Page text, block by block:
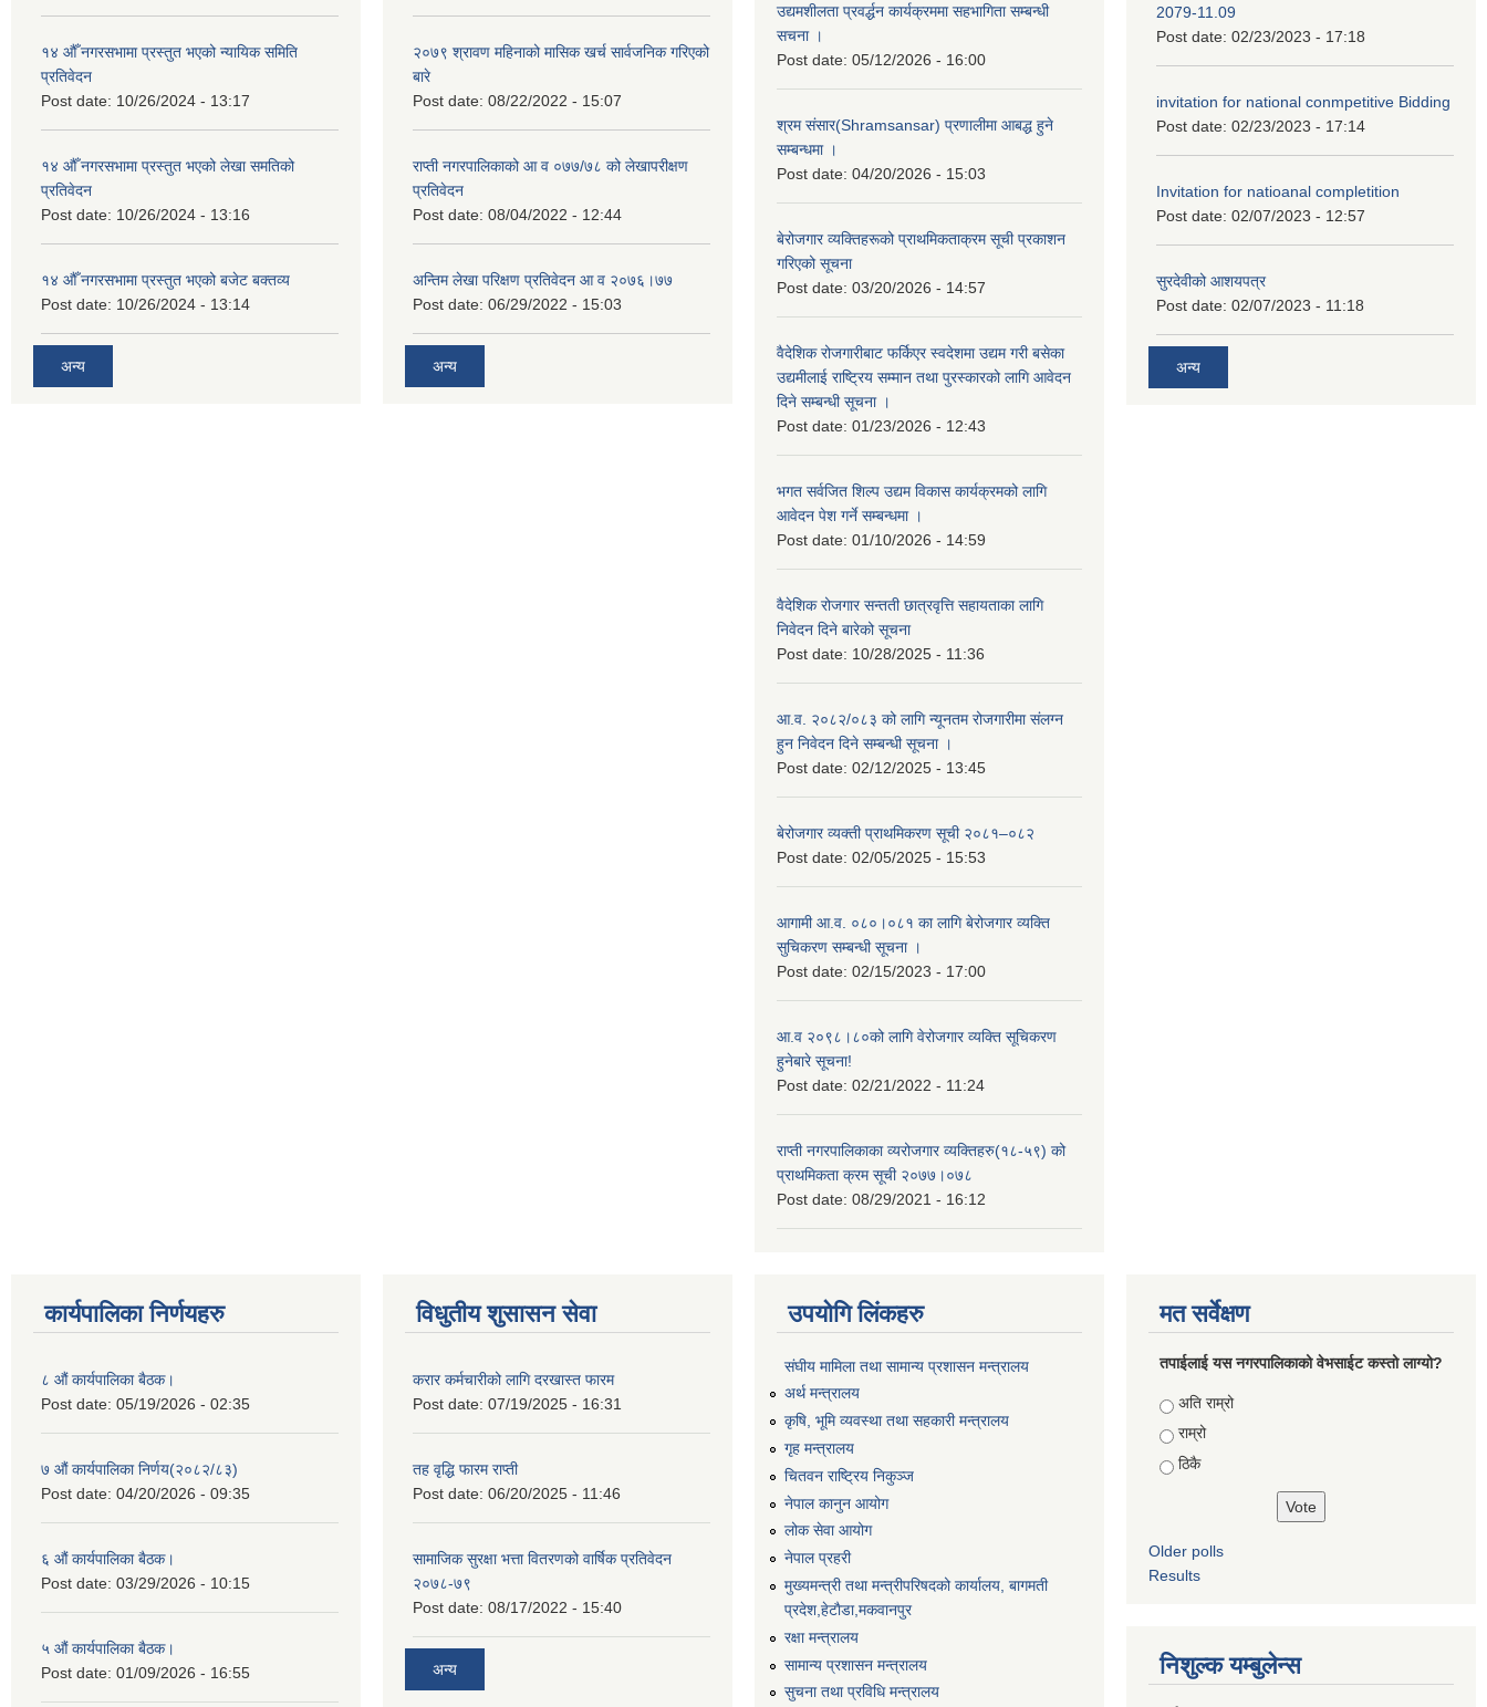
१४ औँ नगरसभामा प्रस्तुत भएको न्यायिक समिति
प्रतिवेदन
Post date: 10/26/2024 - 13:17
१४ औँ नगरसभामा प्रस्तुत भएको लेखा समतिको
प्रतिवेदन
Post date: 10/26/2024 - 13:16
१४ औँ नगरसभामा प्रस्तुत भएको बजेट बक्तव्य
Post date: 10/26/2024 - 13:14
अन्य
२०७९ श्रावण महिनाको मासिक खर्च सार्वजनिक गरिएको
बारे
Post date: 08/22/2022 - 15:07
राप्ती नगरपालिकाको आ व ०७७/७८ को लेखापरीक्षण
प्रतिवेदन
Post date: 08/04/2022 - 12:44
अन्तिम लेखा परिक्षण प्रतिवेदन आ व २०७६।७७
Post date: 06/29/2022 - 15:03
अन्य
उद्यमशीलता प्रवर्द्धन कार्यक्रममा सहभागिता सम्बन्धी
सचना ।
Post date: 05/12/2026 - 16:00
श्रम संसार(Shramsansar) प्रणालीमा आबद्ध हुने
सम्बन्धमा ।
Post date: 04/20/2026 - 15:03
बेरोजगार व्यक्तिहरूको प्राथमिकताक्रम सूची प्रकाशन
गरिएको सूचना
Post date: 03/20/2026 - 14:57
वैदेशिक रोजगारीबाट फर्किएर स्वदेशमा उद्यम गरी बसेका
उद्यमीलाई राष्ट्रिय सम्मान तथा पुरस्कारको लागि आवेदन
दिने सम्बन्धी सूचना ।
Post date: 01/23/2026 - 12:43
भगत सर्वजित शिल्प उद्यम विकास कार्यक्रमको लागि
आवेदन पेश गर्ने सम्बन्धमा ।
Post date: 01/10/2026 - 14:59
वैदेशिक रोजगार सन्तती छात्रवृत्ति सहायताका लागि
निवेदन दिने बारेको सूचना
Post date: 10/28/2025 - 11:36
आ.व. २०८२/०८३ को लागि न्यूनतम रोजगारीमा संलग्न
हुन निवेदन दिने सम्बन्धी सूचना ।
Post date: 02/12/2025 - 13:45
बेरोजगार व्यक्ती प्राथमिकरण सूची २०८१–०८२
Post date: 02/05/2025 - 15:53
आगामी आ.व. ०८०।०८१ का लागि बेरोजगार व्यक्ति
सुचिकरण सम्बन्धी सूचना ।
Post date: 02/15/2023 - 17:00
आ.व २०९८।८०को लागि वेरोजगार व्यक्ति सूचिकरण
हुनेबारे सूचना!
Post date: 02/21/2022 - 11:24
राप्ती नगरपालिकाका व्यरोजगार व्यक्तिहरु(१८-५९) को
प्राथमिकता क्रम सूची २०७७।०७८
Post date: 08/29/2021 - 16:12
2079-11.09
Post date: 02/23/2023 - 17:18
invitation for national conmpetitive Bidding
Post date: 02/23/2023 - 17:14
Invitation for natioanal completition
Post date: 02/07/2023 - 12:57
सुरदेवीको आशयपत्र
Post date: 02/07/2023 - 11:18
अन्य
कार्यपालिका निर्णयहरु
८ औं कार्यपालिका बैठक।
Post date: 05/19/2026 - 02:35
७ औं कार्यपालिका निर्णय(२०८२/८३)
Post date: 04/20/2026 - 09:35
६ औं कार्यपालिका बैठक।
Post date: 03/29/2026 - 10:15
५ औं कार्यपालिका बैठक।
Post date: 01/09/2026 - 16:55
विधुतीय शुसासन सेवा
करार कर्मचारीको लागि दरखास्त फारम
Post date: 07/19/2025 - 16:31
तह वृद्धि फारम राप्ती
Post date: 06/20/2025 - 11:46
सामाजिक सुरक्षा भत्ता वितरणको वार्षिक प्रतिवेदन
२०७८-७९
Post date: 08/17/2022 - 15:40
अन्य
उपयोगि लिंकहरु
संघीय मामिला तथा सामान्य प्रशासन मन्त्रालय
अर्थ मन्त्रालय
कृषि, भूमि व्यवस्था तथा सहकारी मन्त्रालय
गृह मन्त्रालय
चितवन राष्ट्रिय निकुञ्ज
नेपाल कानुन आयोग
लोक सेवा आयोग
नेपाल प्रहरी
मुख्यमन्त्री तथा मन्त्रीपरिषदको कार्यालय, बागमती
प्रदेश,हेटाैडा,मकवानपुर
रक्षा मन्त्रालय
सामान्य प्रशासन मन्त्रालय
सुचना तथा प्रविधि मन्त्रालय
मत सर्वेक्षण
तपाईलाई यस नगरपालिकाको वेभसाईट कस्तो लाग्यो?
Choices
अति राम्रो
राम्रो
ठिकै
Older polls
Results
निशुल्क यम्बुलेन्स